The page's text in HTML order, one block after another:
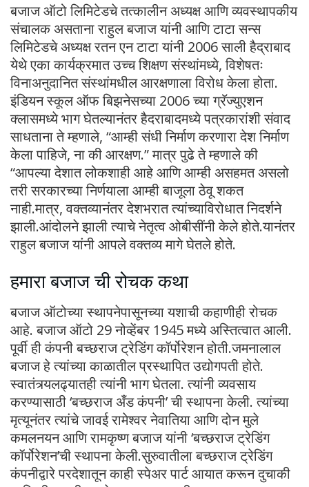
बजाज ऑटो लिमिटेडचे ​​तत्कालीन अध्यक्ष आणि व्यवस्थापकीय
संचालक असताना राहुल बजाज यांनी आणि टाटा सन्स
लिमिटेडचे ​​अध्यक्ष रतन एन टाटा यांनी 2006 साली हैद्राबाद
येथे एका कार्यक्रमात उच्च शिक्षण संस्थांमध्ये, विशेषतः
विनाअनुदानित संस्थांमधील आरक्षणाला विरोध केला होता.
इंडियन स्कूल ऑफ बिझनेसच्या 2006 च्या ग्रॅज्युएशन
क्लासमध्ये भाग घेतल्यानंतर हैदराबादमध्ये पत्रकारांशी संवाद
साधताना ते म्हणाले, “आम्ही संधी निर्माण करणारा देश निर्माण
केला पाहिजे, ना की आरक्षण.” मात्र पुढे ते म्हणाले की
“आपल्या देशात लोकशाही आहे आणि आम्ही असहमत असलो
तरी सरकारच्या निर्णयाला आम्ही बाजूला ठेवू शकत
नाही.मात्र, वक्तव्यानंतर देशभरात त्यांच्याविरोधात निदर्शने
झाली.आंदोलने झाली त्याचे नेतृत्व ओबीसींनी केले होते.यानंतर
राहुल बजाज यांनी आपले वक्तव्य मागे घेतले होते.
हमारा बजाज ची रोचक कथा
बजाज ऑटोच्या स्थापनेपासूनच्या यशाची कहाणीही रोचक
आहे. बजाज ऑटो 29 नोव्हेंबर 1945 मध्ये अस्तित्वात आली.
पूर्वी ही कंपनी बच्छराज ट्रेडिंग कॉर्पोरेशन होती.जमनालाल
बजाज हे त्यांच्या काळातील प्रस्थापित उद्योगपती होते.
स्वातंत्र्यलढ्यातही त्यांनी भाग घेतला. त्यांनी व्यवसाय
करण्यासाठी ‘बच्छराज अँड कंपनी’ ची स्थापना केली. त्यांच्या
मृत्यूनंतर त्यांचे जावई रामेश्वर नेवातिया आणि दोन मुले
कमलनयन आणि रामकृष्ण बजाज यांनी ‘बच्छराज ट्रेडिंग
कॉर्पोरेशन’ची स्थापना केली.सुरुवातीला बच्छराज ट्रेडिंग
कंपनीद्वारे परदेशातून काही स्पेअर पार्ट आयात करून दुचाकी